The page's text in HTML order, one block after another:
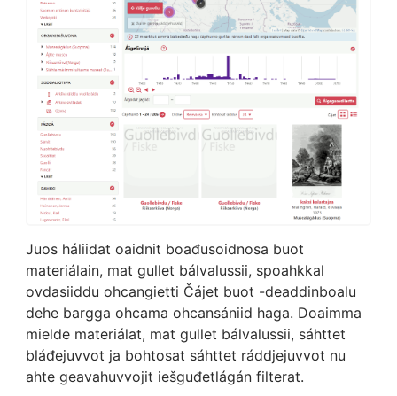
Juos háliidat oaidnit boađusoidnosa buot
materiálain, mat gullet bálvalussii, spoahkkal
ovdasiiddu ohcangietti Čájet buot -deaddinboalu
dehe bargga ohcama ohcansániid haga. Doaimma
mielde materiálat, mat gullet bálvalussii, sáhttet
bláđejuvvot ja bohtosat sáhttet ráddjejuvvot nu
ahte geavahuvvojit iešguđetlágán filterat.